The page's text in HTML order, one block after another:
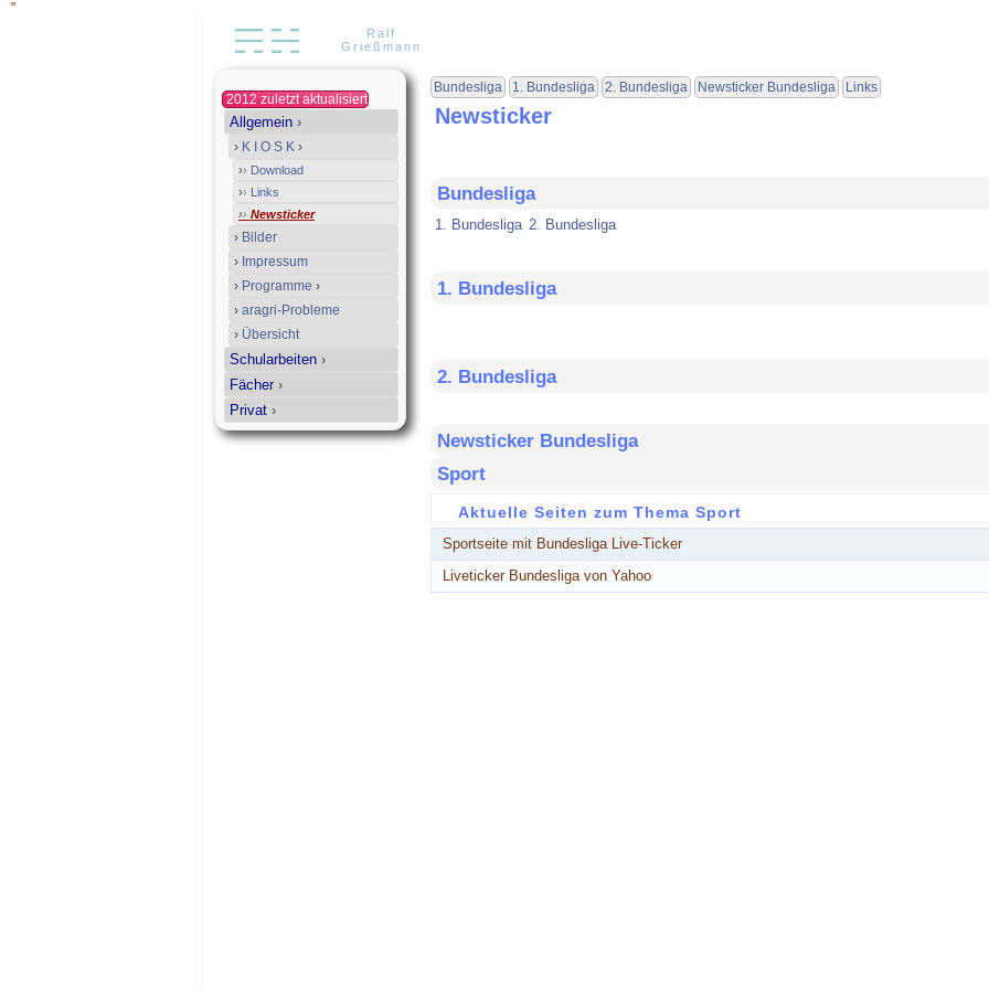
"
Ralf
Grießmann
2012 zuletzt aktualisiert
Allgemein ›
› K I O S K ›
›› Download
›› Links
›› Newsticker
› Bilder
› Impressum
› Programme ›
› aragri-Probleme
› Übersicht
Schularbeiten ›
Fächer ›
Privat ›
Bundesliga 1. Bundesliga 2. Bundesliga Newsticker Bundesliga Links
Newsticker
Bundesliga
1. Bundesliga 2. Bundesliga
1. Bundesliga
2. Bundesliga
Newsticker Bundesliga
Sport
Aktuelle Seiten zum Thema Sport.
Sportseite mit Bundesliga Live-Ticker
Liveticker Bundesliga von Yahoo